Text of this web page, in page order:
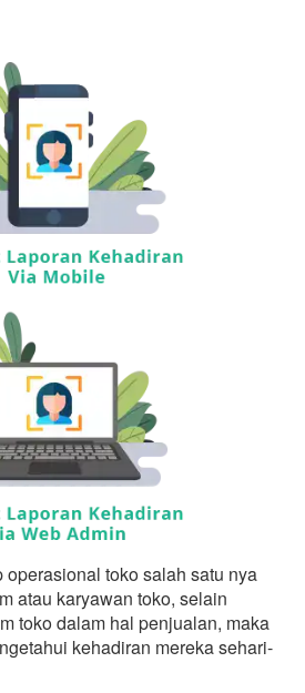
toko salah satu nya
atau karyawan toko, selain
toko dalam hal penjualan, maka
kehadiran mereka sehari-